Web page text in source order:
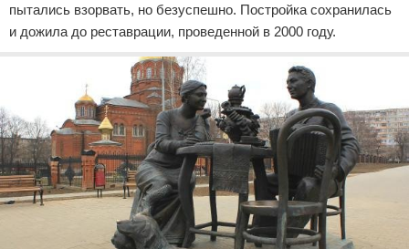
пытались взорвать, но безуспешно. Постройка сохранилась
и дожила до реставрации, проведенной в 2000 году.